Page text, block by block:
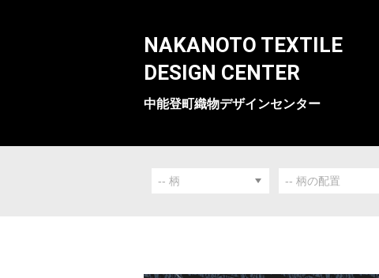
NAKANOTO TEXTILE
DESIGN CENTER
中能登町織物デザインセンター